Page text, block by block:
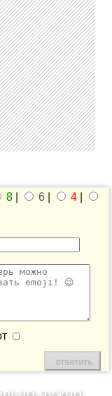
8 6 4